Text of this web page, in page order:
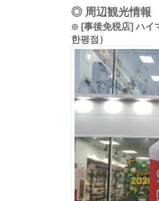
◎ 周辺観光情報
⊙ [事後免税店] ハイ
한평점）